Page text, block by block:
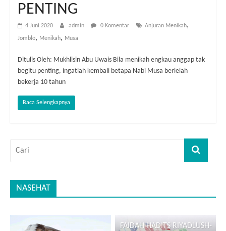
PENTING
4 Juni 2020 admin 0 Komentar Anjuran Menikah,
Jomblo, Menikah, Musa
Ditulis Oleh: Mukhlisin Abu Uwais Bila menikah engkau anggap tak
begitu penting, ingatlah kembali betapa Nabi Musa berlelah
bekerja 10 tahun
Baca Selengkapnya
NASEHAT
FAIDAH HADITS RIYADLUSH-